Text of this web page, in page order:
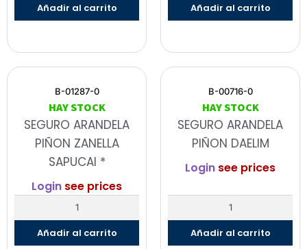
Añadir al carrito Añadir al carrito
B-01287-0
HAY STOCK
SEGURO ARANDELA
PIÑON ZANELLA
SAPUCAI *
Login see prices
Añadir al carrito
B-00716-0
HAY STOCK
SEGURO ARANDELA
PIÑON DAELIM
Login see prices
Añadir al carrito